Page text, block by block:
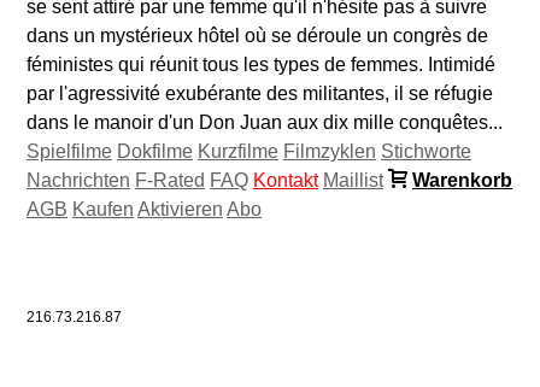
se sent attiré par une femme qu'il n'hésite pas à suivre
dans un mystérieux hôtel où se déroule un congrès de
féministes qui réunit tous les types de femmes. Intimidé
par l'agressivité exubérante des militantes, il se réfugie
dans le manoir d'un Don Juan aux dix mille conquêtes...
Spielfilme Dokfilme Kurzfilme Filmzyklen Stichworte
Nachrichten F-Rated FAQ Kontakt Maillist
Warenkorb
AGB Kaufen Aktivieren Abo
216.73.216.87